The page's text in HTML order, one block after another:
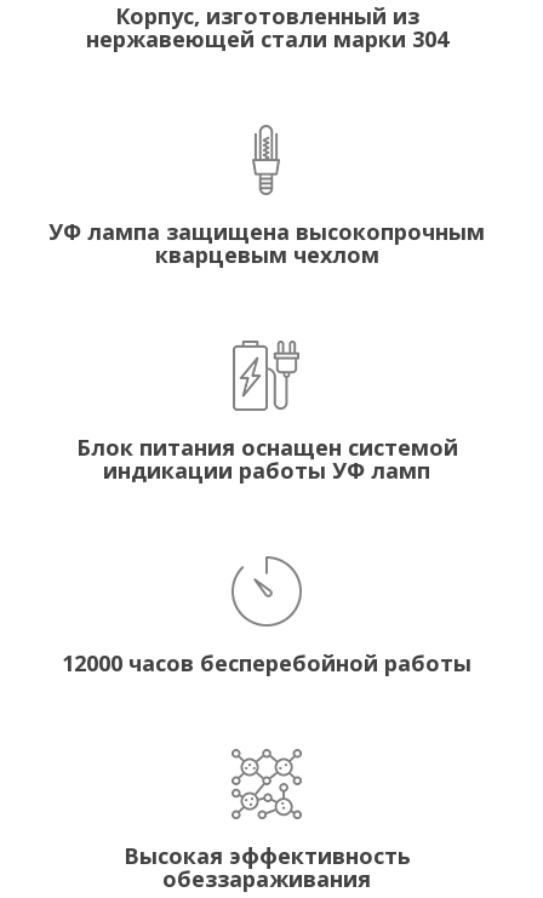
Корпус, изготовленный из
нержавеющей стали марки 304
УФ лампа защищена высокопрочным
кварцевым чехлом
Блок питания оснащен системой
индикации работы УФ ламп
12000 часов бесперебойной работы
Высокая эффективность
обеззараживания